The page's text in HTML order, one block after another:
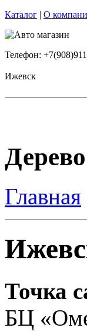
Каталог | О
Телефон:
Ижевск
Главная
Точка
БЦ